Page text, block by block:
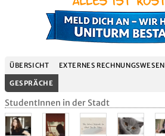
ÜBERSICHT EXTERNES RECHNUNGSWESEN
GESPRÄCHE
StudentInnen in der Stadt